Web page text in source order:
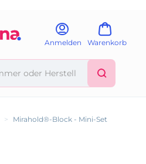
Anmelden Warenkorb
> Mirahold®-Block - Mini-Set